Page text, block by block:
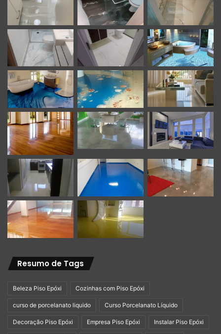
Resumo de Tags
Beleza Piso Epóxi Cozinhas com Piso Epóxi
curso de porcelanato liquido Curso Porcelanato Líquido
Decoração Piso Epóxi Empresa Piso Epóxi Instalar Piso Epóxi